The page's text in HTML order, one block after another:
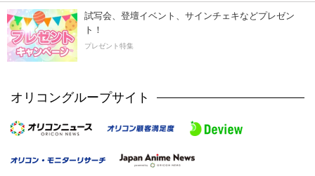
試写会、登壇イベント、サインチェキなどプレゼン
ト！
プレゼント特集
オリコングループサイト